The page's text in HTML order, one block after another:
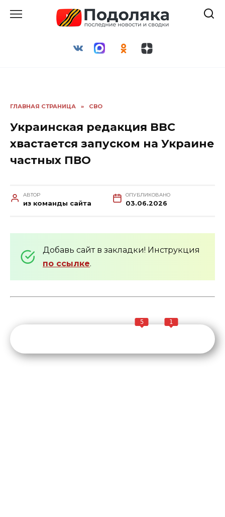
ГЛАВНАЯ СТРАНИЦА » СВО
Украинская редакция BBC
хвастается запуском на Украине
частных ПВО
АВТОР
из команды сайта
ОПУБЛИКОВАНО
03.06.2026
Добавь сайт в закладки! Инструкция
по ссылке.
5 1